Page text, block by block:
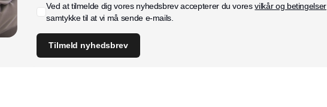
Ved at tilmelde dig vores nyhedsbrev accepterer du voresvilkår og betingelser
samtykke til at vi må sende e-mails.
Tilmeld nyhedsbrev